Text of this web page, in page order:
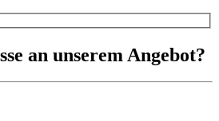
an unserem Angebot?